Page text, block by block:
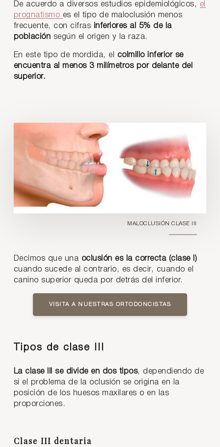
De acuerdo a diversos estudios epidemiológicos, el
prognatismo es el tipo de maloclusión menos
frecuente, con cifras inferiores al 5% de la
población según el origen y la raza.
En este tipo de mordida, el colmillo inferior se
encuentra al menos 3 milímetros por delante del
superior.
MALOCLUSIÓN CLASE III
Decimos que una oclusión es la correcta (clase I)
cuando sucede al contrario, es decir, cuando el
canino superior queda por detrás del inferior.
VISITA A NUESTRAS ORTODONCISTAS
Tipos de clase III
La clase III se divide en dos tipos, dependiendo de
si el problema de la oclusión se origina en la
posición de los huesos maxilares o en las
proporciones.
Clase III dentaria